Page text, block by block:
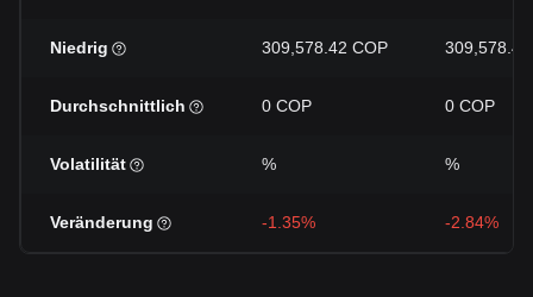
Niedrig 309,578.42 COP
Durchschnittlich 0 COP 0 COP
Volatilität % %
Veränderung -1.35% -2.84%